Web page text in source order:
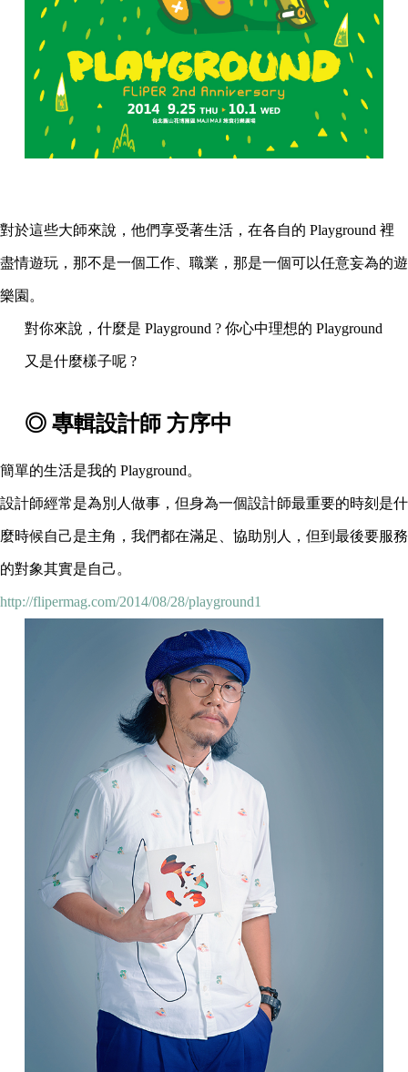
對於這些大師來說，他們享受著生活，在各自的 Playground 裡
盡情遊玩，那不是一個工作、職業，那是一個可以任意妄為的遊
樂園。
對你來說，什麼是 Playground ? 你心中理想的 Playground
又是什麼樣子呢 ?
◎ 專輯設計師 方序中
簡單的生活是我的 Playground。
設計師經常是為別人做事，但身為一個設計師最重要的時刻是什
麼時候自己是主角，我們都在滿足、協助別人，但到最後要服務
的對象其實是自己。
http://flipermag.com/2014/08/28/playground1